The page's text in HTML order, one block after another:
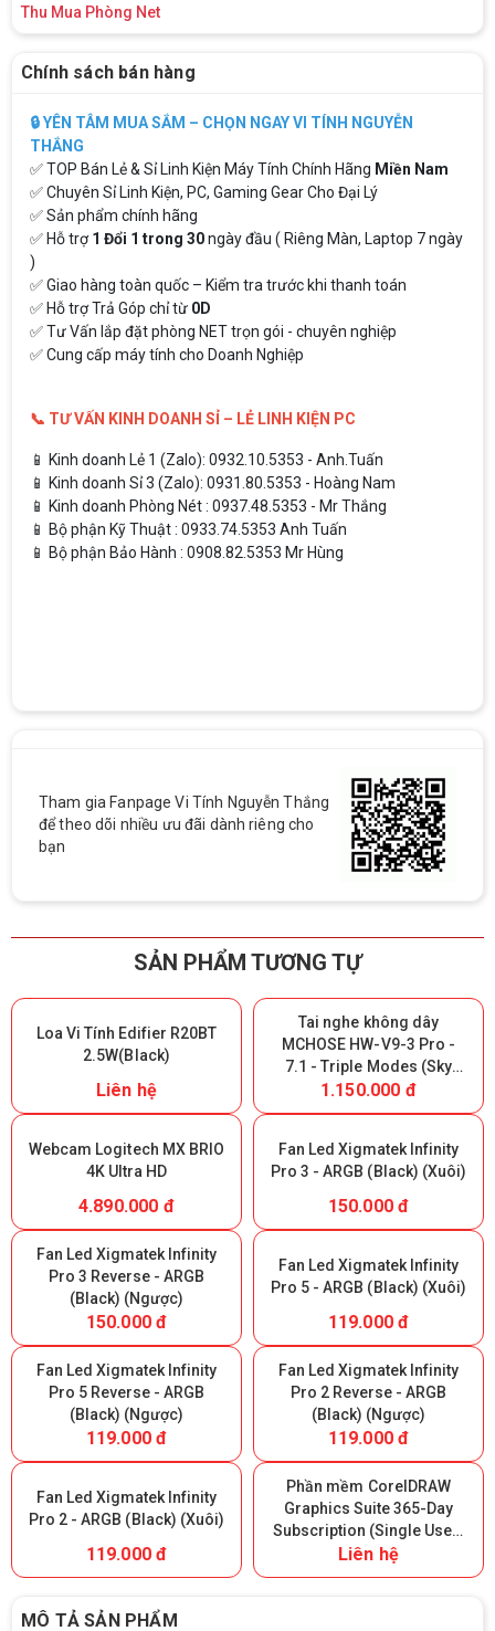
Thu Mua Phòng Net
Chính sách bán hàng
🔒 YÊN TÂM MUA SẮM – CHỌN NGAY VI TÍNH NGUYỄN
THẮNG
✅ TOP Bán Lẻ & Sỉ Linh Kiện Máy Tính Chính Hãng Miền Nam
✅ Chuyên Sỉ Linh Kiện, PC, Gaming Gear Cho Đại Lý
✅ Sản phẩm chính hãng
✅ Hỗ trợ1 Đổi 1 trong 30ngày đầu ( Riêng Màn, Laptop 7 ngày
)
✅ Giao hàng toàn quốc – Kiểm tra trước khi thanh toán
✅ Hỗ trợ Trả Góp chỉ từ 0D
✅ Tư Vấn lắp đặt phòng NET trọn gói - chuyên nghiệp
✅ Cung cấp máy tính cho Doanh Nghiệp
📞 TƯ VẤN KINH DOANH SỈ – LẺ LINH KIỆN PC
📱 Kinh doanh Lẻ 1 (Zalo): 0932.10.5353 - Anh.Tuấn
📱 Kinh doanh Sỉ 3 (Zalo): 0931.80.5353 - Hoàng Nam
📱 Kinh doanh Phòng Nét : 0937.48.5353 - Mr Thắng
📱 Bộ phận Kỹ Thuật : 0933.74.5353 Anh Tuấn
📱 Bộ phận Bảo Hành : 0908.82.5353 Mr Hùng
Tham gia Fanpage Vi Tính Nguyễn Thắng
để theo dõi nhiều ưu đãi dành riêng cho
bạn
SẢN PHẨM TƯƠNG TỰ
Loa Vi Tính Edifier R20BT
2.5W(Black)
Liên hệ
Tai nghe không dây
MCHOSE HW-V9-3 Pro -
7.1 - Triple Modes (Sky
White) (Giữ lại Box để bảo
hành)
1.150.000 đ
Webcam Logitech MX BRIO
4K Ultra HD
4.890.000 đ
Fan Led Xigmatek Infinity
Pro 3 - ARGB (Black) (Xuôi)
150.000 đ
Fan Led Xigmatek Infinity
Pro 3 Reverse - ARGB
(Black) (Ngược)
150.000 đ
Fan Led Xigmatek Infinity
Pro 5 - ARGB (Black) (Xuôi)
119.000 đ
Fan Led Xigmatek Infinity
Pro 5 Reverse - ARGB
(Black) (Ngược)
119.000 đ
Fan Led Xigmatek Infinity
Pro 2 Reverse - ARGB
(Black) (Ngược)
119.000 đ
Fan Led Xigmatek Infinity
Pro 2 - ARGB (Black) (Xuôi)
119.000 đ
Phần mềm CorelDRAW
Graphics Suite 365-Day
Subscription (Single User)
- 365 ngày
Liên hệ
MÔ TẢ SẢN PHẨM